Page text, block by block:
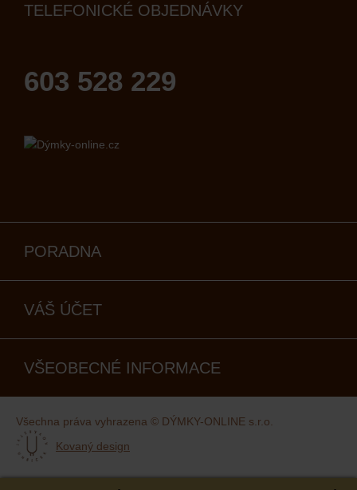
TELEFONICKÉ OBJEDNÁVKY
603 528 229
PORADNA
VÁŠ ÚČET
VŠEOBECNÉ INFORMACE
Všechna práva vyhrazena © DÝMKY-ONLINE s.r.o.
Kovaný design